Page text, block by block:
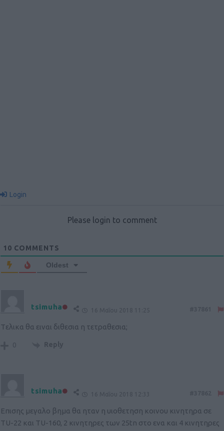
Login
Please login to comment
10 COMMENTS
Oldest
tsimuha 16 Μαΐου 2018 11:25
Tελικα θα ειναι διθεσια η τετραθεσια;
0 Reply
tsimuha 16 Μαΐου 2018 12:33
Επισης μεγαλο βημα θα ηταν η υιοθετηση κοινου κινητηρα σε
TU-22 και TU-160, 2 κινητηρες των 25tn στο ενα και 4 κινητηρες